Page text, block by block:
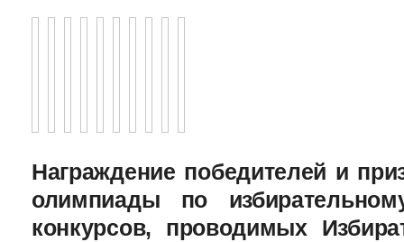
Награждение победителей и
олимпиады по
конкурсов, проводимых